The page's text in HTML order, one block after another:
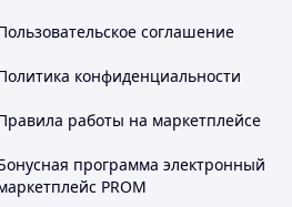
соглашение
конфиденциальности
работы на маркетплейсе
программа электронный
PROM